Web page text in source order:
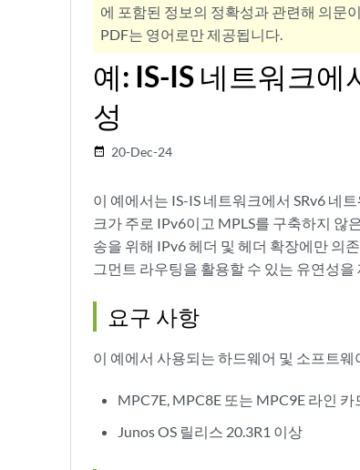
에 포함된 정보의 정확성과 관련해 의문
PDF는 영어로만 제공됩니다.
예: IS-IS 네트워크에
성
date_range 20-Dec-24
이 예에서는 IS-IS 네트워크에서 SRv6 네
크가 주로 IPv6이고 MPLS를 구축하지 않
송을 위해 IPv6 헤더 및 헤더 확장에만 의
그먼트 라우팅을 활용할 수 있는 유연성을
요구 사항
이 예에서 사용되는 하드웨어 및 소프트
MPC7E, MPC8E 또는 MPC9E 라인
Junos OS 릴리스 20.3R1 이상